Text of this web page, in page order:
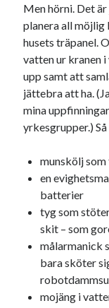
Men hörni. Det
planera all möjlig
husets träpanel.
vatten ur kranen
upp samt att
jättebra att ha.
mina
yrkesgrupper.)
munskölj
en
batterier
tyg som
skit – som
målarmanick
bara sköter
mojäng i